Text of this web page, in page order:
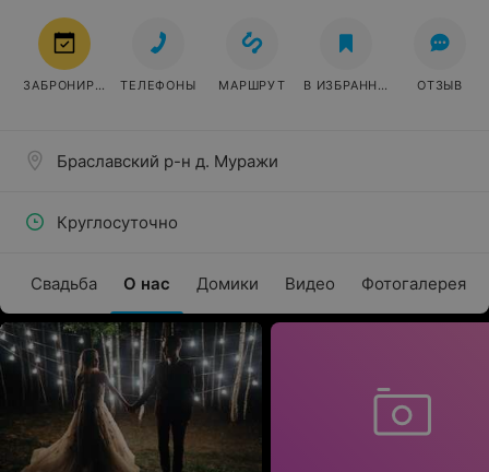
Свадьба О нас Домики Видео Фотогалерея
Браславский р-н д. Муражи
Круглосуточно
ЗАБРОНИРОВАТЬТЕЛЕФОНЫ МАРШРУТ В ИЗБРАННОЕ ОТЗЫВ